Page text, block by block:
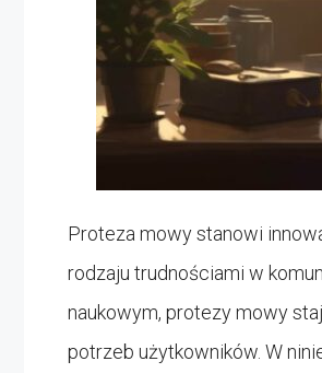
Proteza mowy stanowi
rodzaju trudnościami w
naukowym, protezy mowy
potrzeb użytkowników. W